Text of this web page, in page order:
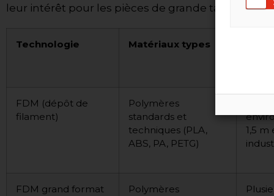
leur intérêt pour les pièces de grande taille.
Technologie Matériaux types
FDM (dépôt de
filament)
Polymères
standards et
techniques (PLA,
ABS, PA, PETG)
1,5 m
FDM grand format
Polymères